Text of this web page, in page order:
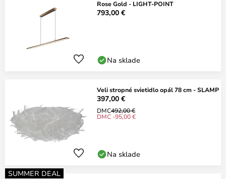
Rose Gold - LIGHT-POINT
793,00 €
Na sklade
Veli stropné svietidlo opál 78 cm - SLAMP
397,00 €
DMC492,00 €
DMC -95,00 €
Na sklade
SUMMER DEAL